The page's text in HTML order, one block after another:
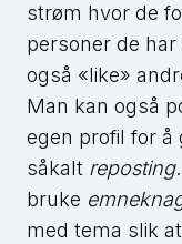
strøm hvor de
personer de
også «like»
Man kan også
egen profil for å
såkalt reposting
bruke
med tema slik